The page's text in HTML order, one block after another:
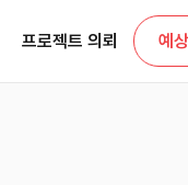
프로젝트 의뢰 예